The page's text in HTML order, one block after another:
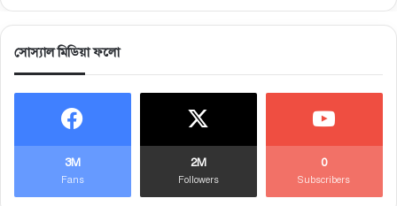
সোস্যাল মিডিয়া ফলো
3M
Fans
2M
Followers
0
Subscribers